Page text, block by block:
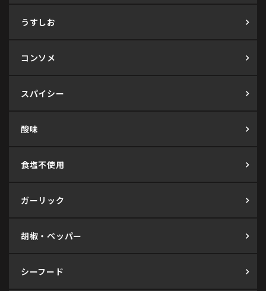
うすしお
コンソメ
スパイシー
酸味
食塩不使用
ガーリック
胡椒・ペッパー
シーフード